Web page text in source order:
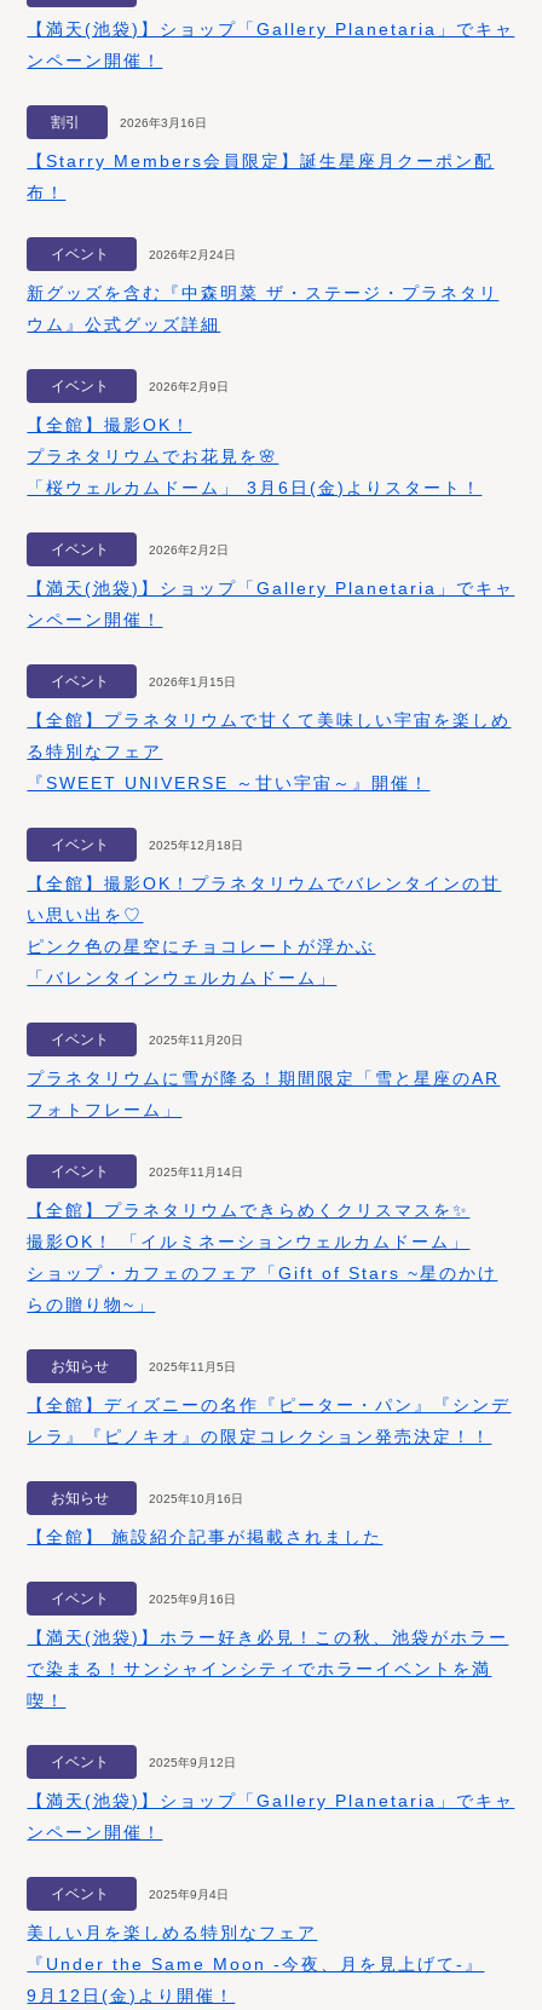
【満天(池袋)】ショップ「Gallery Planetaria」でキャ
ンペーン開催！
割引 2026年3月16日
【Starry Members会員限定】誕生星座月クーポン配
布！
イベント 2026年2月24日
新グッズを含む『中森明菜 ザ・ステージ・プラネタリ
ウム』公式グッズ詳細
イベント 2026年2月9日
【全館】撮影OK！
プラネタリウムでお花見を🌸
「桜ウェルカムドーム」 3月6日(金)よりスタート！
イベント 2026年2月2日
【満天(池袋)】ショップ「Gallery Planetaria」でキャ
ンペーン開催！
イベント 2026年1月15日
【全館】プラネタリウムで甘くて美味しい宇宙を楽しめ
る特別なフェア
『SWEET UNIVERSE ～甘い宇宙～』開催！
イベント 2025年12月18日
【全館】撮影OK！プラネタリウムでバレンタインの甘
い思い出を♡
ピンク色の星空にチョコレートが浮かぶ​
「バレンタインウェルカムドーム」
イベント 2025年11月20日
プラネタリウムに雪が降る！期間限定「雪と星座のAR
フォトフレーム」
イベント 2025年11月14日
【全館】プラネタリウムできらめくクリスマスを✨
撮影OK！ 「イルミネーションウェルカムドーム」
ショップ・カフェのフェア「Gift of Stars ~星のかけ
らの贈り物~」
お知らせ 2025年11月5日
【全館】ディズニーの名作『ピーター・パン』『シンデ
レラ』『ピノキオ』の限定コレクション発売決定！！
お知らせ 2025年10月16日
【全館】 施設紹介記事が掲載されました
イベント 2025年9月16日
【満天(池袋)】ホラー好き必見！この秋、池袋がホラー
で染まる！サンシャインシティでホラーイベントを満
喫！
イベント 2025年9月12日
【満天(池袋)】ショップ「Gallery Planetaria」でキャ
ンペーン開催！
イベント 2025年9月4日
美しい月を楽しめる特別なフェア
『Under the Same Moon -今夜、月を見上げて-』
9月12日(金)より開催！